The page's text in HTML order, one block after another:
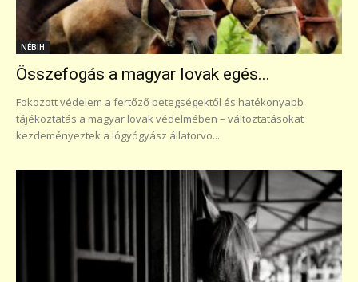
NÉBIH
Összefogás a magyar lovak egés...
Fokozott védelem a fertőző betegségektől és hatékonyabb
tájékoztatás a magyar lovak védelmében – változtatásokat
kezdeményeztek a lógyógyász állatorvo...